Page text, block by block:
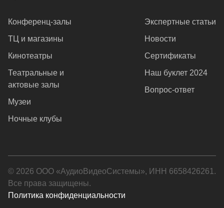
Конференц-залы
ТЦ и магазины
Кинотеатры
Театральные и
актовые залы
Музеи
Ночные клубы
Экспертные статьи
Новости
Сертификаты
Наш буклет 2024
Вопрос-ответ
© 2026 ООО «АудиоВидеоСистемы», ИНН 6658426261.
Все права защищены.
Политика конфиденциальности